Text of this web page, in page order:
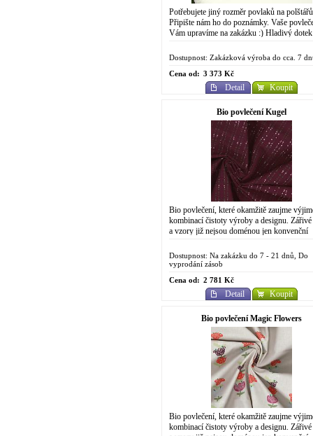
Potřebujete jiný rozměr povlaků na
Připište nám ho do poznámky. Vaše
Vám upravíme na zakázku :) Hladivý dotek
tkaného...
Dostupnost: Zakázková výroba do cca. 7
Cena od: 3 373 Kč
Detail Koupit
Bio povlečení Kugel
Bio povlečení, které okamžitě zaujme
kombinací čistoty výroby a designu.
a vzory již nejsou doménou jen konvenční
propracovaného...
Dostupnost: Na zakázku do 7 - 21 dnů, Do
vyprodání zásob
Cena od: 2 781 Kč
Detail Koupit
Bio povlečení Magic Flowers
Bio povlečení, které okamžitě zaujme
kombinací čistoty výroby a designu.